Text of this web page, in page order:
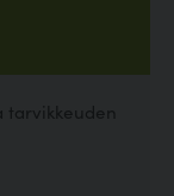
tarvikkeuden